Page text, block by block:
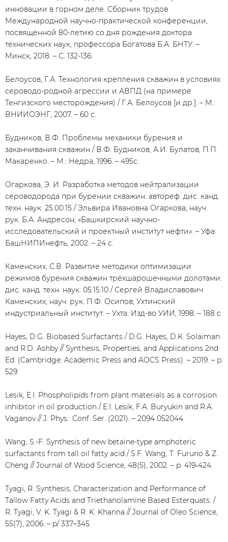
инновации в горном деле. Сборник трудов
Международной научно-практической конференции,
посвященной 80-летию со дня рождения доктора
технических наук, профессора Богатова Б.А. БНТУ. –
Минск, 2018. – С. 132-136.
Белоусов, Г.А. Технология крепления скважин в условиях
сероводо-родной агрессии и АВПД (на примере
Тенгизского месторождения) / Г.А. Белоусов [и др.]. – М.:
ВНИИОЭНГ, 2007. – 60 с.
Будников, В.Ф. Проблемы механики бурения и
заканчивания скважин / В.Ф. Будников, А.И. Булатов, П.П.
Макаренко. – М.: Недра, 1996. – 495с.
Огаркова, Э. И. Разработка методов нейтрализации
сероводорода при бурении скважин: автореф. дис. канд.
техн. наук: 25.00.15 / Эльвира Ивановна Огаркова; науч.
рук. Б.А. Андресон; «Башкирский научно-
исследовательский и проектный институт нефти». – Уфа:
БашНИПИнефть, 2002. – 24 с.
Каменских, С.В. Развитие методики оптимизации
режимов бурения скважин трёхшарошечными долотами:
дис. канд. техн. наук: 05.15.10 / Сергей Владиславович
Каменских; науч. рук. П.Ф. Осипов; Ухтинский
индустриальный институт. – Ухта: Изд-во УИИ, 1998. – 188 с
Hayes, D.G. Biobased Surfactants / D.G. Hayes, D.K. Solaiman
and R.D. Ashby // Synthesis, Properties, and Applications 2nd
Ed. (Cambridge: Academic Press and AOCS Press). – 2019. – p.
529.
Lesik, E.I. Phospholipids from plant materials as a corrosion
inhibitor in oil production / E.I. Lesik, F.A. Buryukin and R.A.
Vaganov // J. Phys.: Conf. Ser. (2021). – 2094 052044.
Wang, S.-F. Synthesis of new betaine-type amphoteric
surfactants from tall oil fatty acid / S.F. Wang, T. Furuno & Z.
Cheng // Journal of Wood Science, 48(5), 2002. – p. 419‑424.
Tyagi, R. Synthesis, Characterization and Performance of
Tallow Fatty Acids and Triethanolamine Based Esterquats. /
R. Tyagi, V. K. Tyagi & R. K. Khanna // Journal of Oleo Science,
55(7), 2006. – p/ 337–345.